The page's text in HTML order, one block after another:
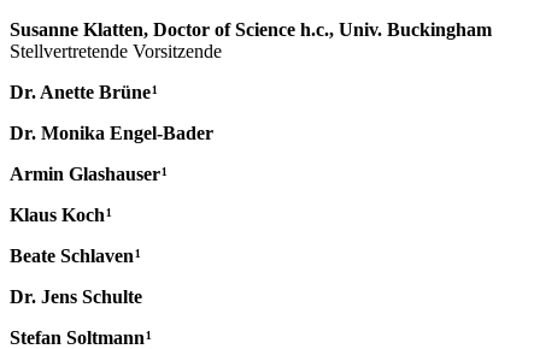
Susanne Klatten, Doctor of Science h.c., Univ. Buckingham
Stellvertretende Vorsitzende
Dr. Anette Brüne ¹
Dr. Monika Engel-Bader
Armin Glashauser ¹
Klaus Koch ¹
Beate Schlaven ¹
Dr. Jens Schulte
Stefan Soltmann ¹